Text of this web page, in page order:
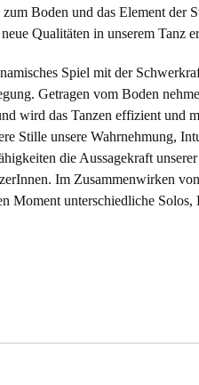
Boden und das Element der
Qualitäten in unserem Tanz
Spiel mit der
Getragen vom Boden
wird das Tanzen effizient und
Stille unsere Wahrnehmung,
die Aussagekraft
Im Zusammenwirken
Moment unterschiedliche Solos,